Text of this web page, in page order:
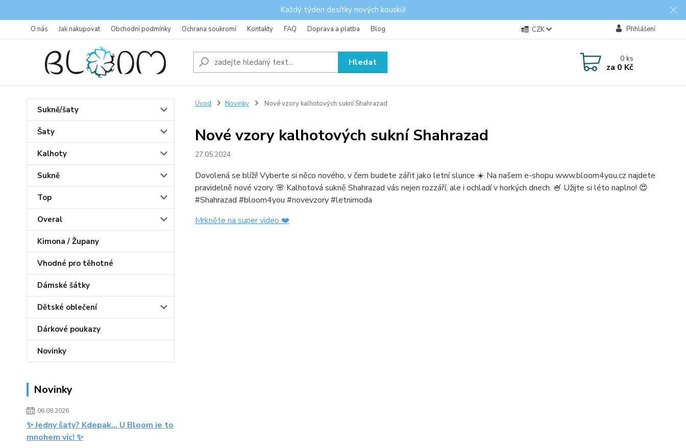
Každý týden desítky nových kousků!
O nás Jak nakupovat Obchodní podmínky Ochrana soukromí Kontakty FAQ Doprava a platba Blog CZK Přihlášení
Hledat 0ks
za 0 Kč
Sukně/šaty
Šaty
Kalhoty
Sukně
Top
Overal
Kimona / Župany
Vhodné pro těhotné
Dámské šátky
Dětské oblečení
Dárkové poukazy
Novinky
Novinky
06.08.2026
✨ Jedny šaty? Kdepak… U Bloom je to
mnohem víc! ✨
Úvod Novinky Nové vzory kalhotových sukní Shahrazad
Nové vzory kalhotových sukní Shahrazad
27.05.2024
Dovolená se blíží! Vyberte si něco nového, v čem budete zářit jako letní slunce ☀️ Na našem e-shopu www.bloom4you.cz najdete
pravidelně nové vzory. 🌸 Kalhotová sukně Shahrazad vás nejen rozzáří, ale i ochladí v horkých dnech. 🍧 Užijte si léto naplno! 😍
#Shahrazad #bloom4you #novevzory #letnimoda
Mrkněte na super video ❤️